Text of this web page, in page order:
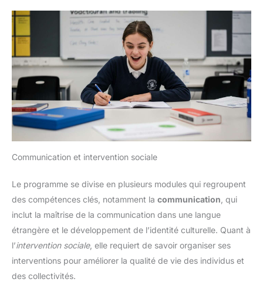
Communication et intervention sociale
Le programme se divise en plusieurs modules qui regroupent
des compétences clés, notamment la communication , qui
inclut la maîtrise de la communication dans une langue
étrangère et le développement de l’identité culturelle. Quant à
l’intervention sociale, elle requiert de savoir organiser ses
interventions pour améliorer la qualité de vie des individus et
des collectivités.